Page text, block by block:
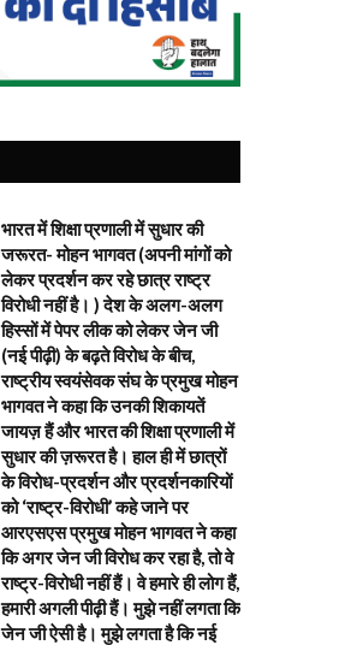
भारत में शिक्षा प्रणाली में सुधार की
जरूरत- मोहन भागवत (अपनी मांगों को
लेकर प्रदर्शन कर रहे छात्र राष्ट्र
विरोधी नहीं है। ) देश के अलग-अलग
हिस्सों में पेपर लीक को लेकर जेन जी
(नई पीढ़ी) के बढ़ते विरोध के बीच,
राष्ट्रीय स्वयंसेवक संघ के प्रमुख मोहन
भागवत ने कहा कि उनकी शिकायतें
जायज़ हैं और भारत की शिक्षा प्रणाली में
सुधार की ज़रूरत है। हाल ही में छात्रों
के विरोध-प्रदर्शन और प्रदर्शनकारियों
को ‘राष्ट्र-विरोधी’ कहे जाने पर
आरएसएस प्रमुख मोहन भागवत ने कहा
कि अगर जेन जी विरोध कर रहा है, तो वे
राष्ट्र-विरोधी नहीं हैं। वे हमारे ही लोग हैं,
हमारी अगली पीढ़ी हैं। मुझे नहीं लगता कि
जेन जी ऐसी है। मुझे लगता है कि नई